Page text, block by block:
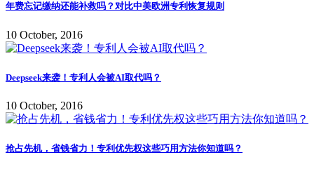
年费忘记缴纳还能补救吗？对比中美欧洲专利恢复规则
10 October, 2016
Deepseek来袭！专利人会被AI取代吗？
10 October, 2016
抢占先机，省钱省力！专利优先权这些巧用方法你知道吗？